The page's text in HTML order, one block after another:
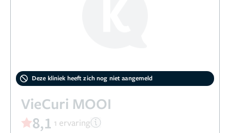
Deze kliniek heeft zich nog niet aangemeld
VieCuri MOOI
8,1 1 ervaring